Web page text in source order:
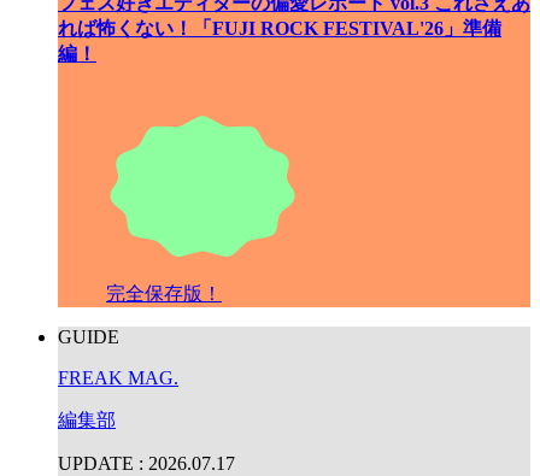
れば怖くない！「FUJI ROCK FESTIVAL'26」準備
編！
完全保存版！
GUIDE
FREAK MAG.
編集部
UPDATE : 2026.07.17